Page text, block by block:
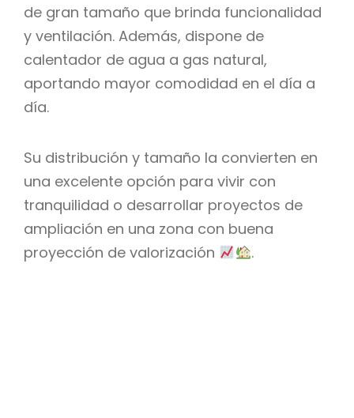
de gran tamaño que brinda funcionalidad
y ventilación. Además, dispone de
calentador de agua a gas natural,
aportando mayor comodidad en el día a
día.
Su distribución y tamaño la convierten en
una excelente opción para vivir con
tranquilidad o desarrollar proyectos de
ampliación en una zona con buena
proyección de valorización
.